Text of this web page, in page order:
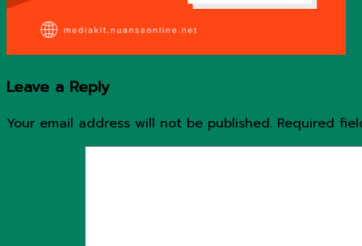
Leave a Reply
Your email address will not be published. Required